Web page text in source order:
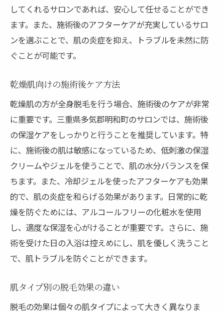
してくれるサロンであれば、安心して任せることができ
ます。また、施術後のアフターケアが充実しているサロ
ンを選ぶことで、肌の炎症を抑え、トラブルを未然に防
ぐことが可能です。
乾燥肌向けの施術後ケア方法
乾燥肌の方が全身脱毛を行う場合、施術後のケアが非常
に重要です。三重県多気郡明和町のサロンでは、施術後
の保湿ケアをしっかりと行うことを推奨しています。特
に、施術後の肌は敏感になっているため、低刺激の保湿
クリームやジェルを使うことで、肌の水分バランスを保
ちます。また、冷却ジェルを使ったアフターケアも効果
的で、肌の炎症を和らげる効果があります。日常的に乾
燥を防ぐためには、アルコールフリーの化粧水を使用
し、適度な保湿を心がけることが重要です。さらに、施
術を受けた日の入浴は控えめにし、肌を優しく洗うこと
で、肌トラブルを防ぐことができます。
肌タイプ別の脱毛効果の違い
脱毛の効果は個々の肌タイプによって大きく異なりま